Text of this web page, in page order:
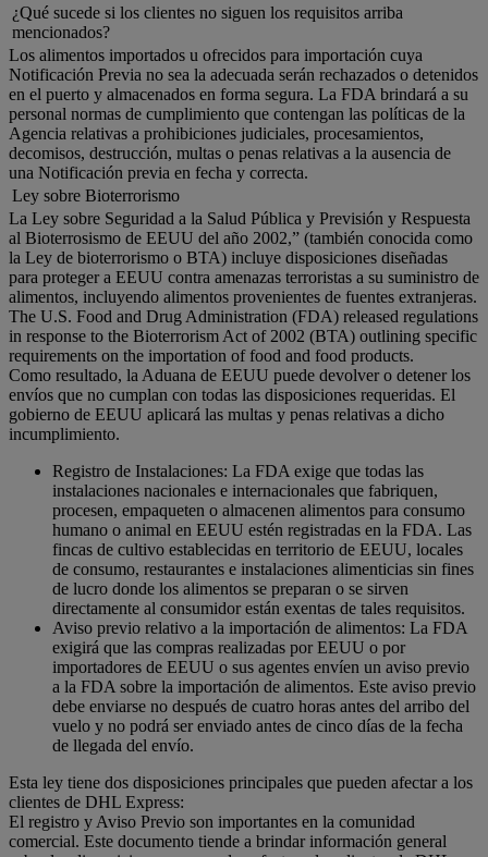
¿Qué sucede si los clientes no siguen los requisitos arriba
mencionados?
Los alimentos importados u ofrecidos para importación cuya
Notificación Previa no sea la adecuada serán rechazados o detenidos
en el puerto y almacenados en forma segura. La FDA brindará a su
personal normas de cumplimiento que contengan las políticas de la
Agencia relativas a prohibiciones judiciales, procesamientos,
decomisos, destrucción, multas o penas relativas a la ausencia de
una Notificación previa en fecha y correcta.
Ley sobre Bioterrorismo
La Ley sobre Seguridad a la Salud Pública y Previsión y Respuesta
al Bioterrosismo de EEUU del año 2002,” (también conocida como
la Ley de bioterrorismo o BTA) incluye disposiciones diseñadas
para proteger a EEUU contra amenazas terroristas a su suministro de
alimentos, incluyendo alimentos provenientes de fuentes extranjeras.
The U.S. Food and Drug Administration (FDA) released regulations
in response to the Bioterrorism Act of 2002 (BTA) outlining specific
requirements on the importation of food and food products.
Como resultado, la Aduana de EEUU puede devolver o detener los
envíos que no cumplan con todas las disposiciones requeridas. El
gobierno de EEUU aplicará las multas y penas relativas a dicho
incumplimiento.
Registro de Instalaciones: La FDA exige que todas las
instalaciones nacionales e internacionales que fabriquen,
procesen, empaqueten o almacenen alimentos para consumo
humano o animal en EEUU estén registradas en la FDA. Las
fincas de cultivo establecidas en territorio de EEUU, locales
de consumo, restaurantes e instalaciones alimenticias sin fines
de lucro donde los alimentos se preparan o se sirven
directamente al consumidor están exentas de tales requisitos.
Aviso previo relativo a la importación de alimentos: La FDA
exigirá que las compras realizadas por EEUU o por
importadores de EEUU o sus agentes envíen un aviso previo
a la FDA sobre la importación de alimentos. Este aviso previo
debe enviarse no después de cuatro horas antes del arribo del
vuelo y no podrá ser enviado antes de cinco días de la fecha
de llegada del envío.
Esta ley tiene dos disposiciones principales que pueden afectar a los
clientes de DHL Express:
El registro y Aviso Previo son importantes en la comunidad
comercial. Este documento tiende a brindar información general